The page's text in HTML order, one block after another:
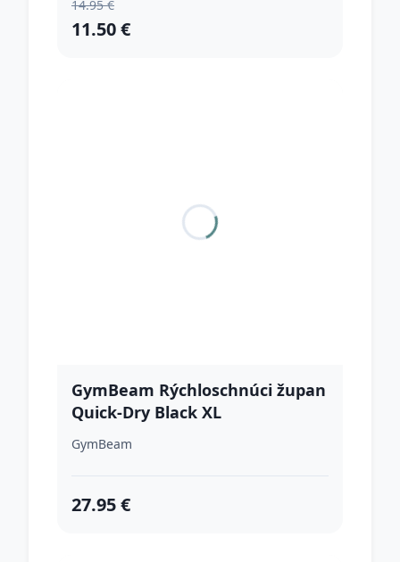
14.95 €
11.50 €
GymBeam Rýchloschnúci župan
Quick-Dry Black XL
GymBeam
27.95 €